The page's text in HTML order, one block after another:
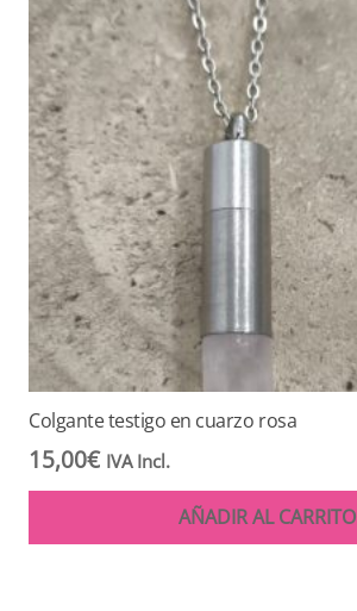
Colgante testigo en cuarzo rosa
15,00€ IVA Incl.
AÑADIR AL CARRITO